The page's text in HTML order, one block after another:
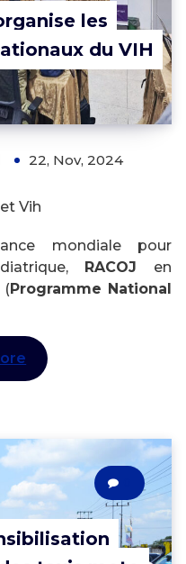
les
du VIH
22, Nov, 2024
Vih
mondiale pour
RACOJ en
(Programme National